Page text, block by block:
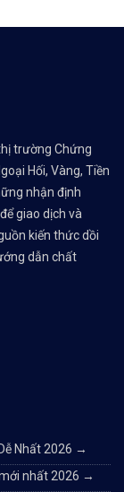
trường Chứng
Hối, Vàng, Tiền
nhận định
giao dịch và
kiến thức dồi
dẫn chất
Nhất 2026 →
nhất 2026 →